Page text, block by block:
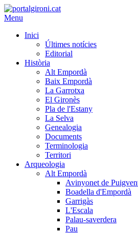
Menu
Inici
Últimes notícies
Editorial
Història
Alt Empordà
Baix Empordà
La Garrotxa
El Gironès
Pla de l'Estany
La Selva
Genealogia
Documents
Terminologia
Territori
Arqueologia
Alt Empordà
Avinyonet de
Boadella d'Empordà
Garrigàs
L'Escala
Palau-saverdera
Pau